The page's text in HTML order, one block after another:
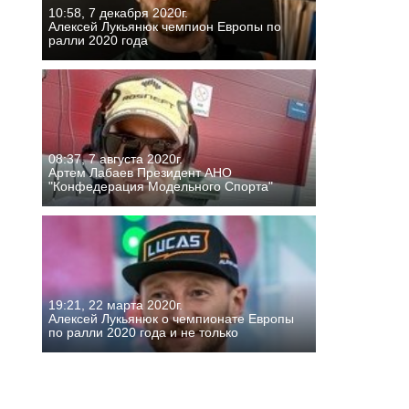
10:58, 7 декабря 2020г.
Алексей Лукьянюк чемпион Европы по
ралли 2020 года
08:37, 7 августа 2020г.
Артем Лабаев Президент АНО
"Конфедерация Модельного Спорта"
19:21, 22 марта 2020г.
Алексей Лукьянюк о чемпионате Европы
по ралли 2020 года и не только